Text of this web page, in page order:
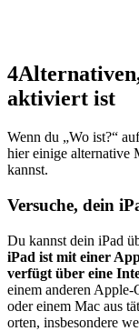
4
aktiviert ist
Wenn du „Wo ist?“
hier einige alternative
kannst.
Versuche, dein
Du kannst dein iPad
iPad ist mit einer
verfügt über eine
einem anderen Apple-
oder einem Mac aus
orten, insbesondere